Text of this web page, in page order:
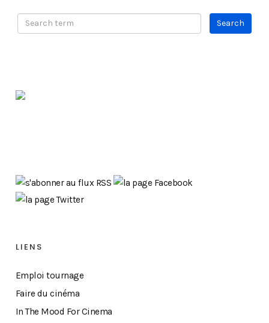
LIENS
Emploi tournage
Faire du cinéma
In The Mood For Cinema